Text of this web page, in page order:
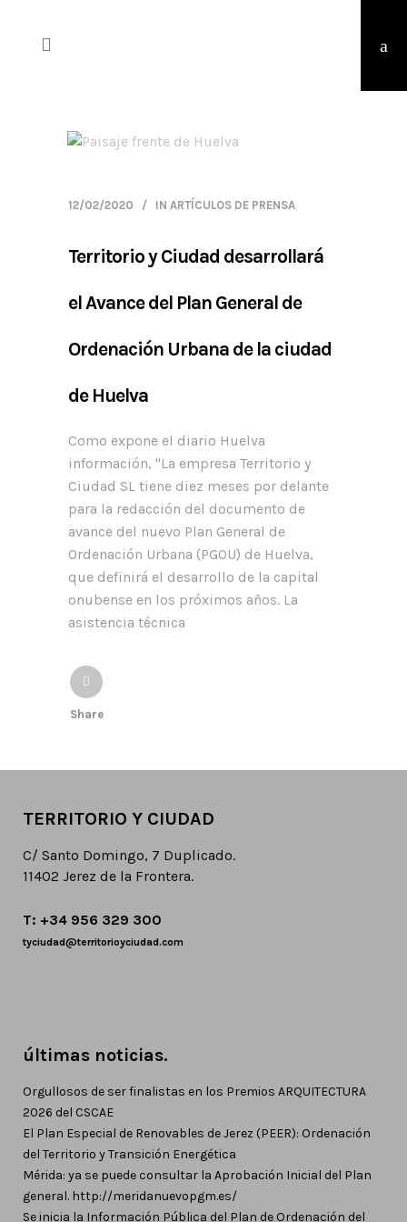
12/02/2020 IN ARTÍCULOS DE PRENSA
Territorio y Ciudad desarrollará
el Avance del Plan General de
Ordenación Urbana de la ciudad
de Huelva
Como expone el diario Huelva
información, "La empresa Territorio y
Ciudad SL tiene diez meses por delante
para la redacción del documento de
avance del nuevo Plan General de
Ordenación Urbana (PGOU) de Huelva,
que definirá el desarrollo de la capital
onubense en los próximos años. La
asistencia técnica
Share
TERRITORIO Y CIUDAD
C/ Santo Domingo, 7 Duplicado.
11402 Jerez de la Frontera.
T: +34 956 329 300
tyciudad@territorioyciudad.com
últimas noticias.
Orgullosos de ser finalistas en los Premios ARQUITECTURA
2026 del CSCAE
El Plan Especial de Renovables de Jerez (PEER): Ordenación
del Territorio y Transición Energética
Mérida: ya se puede consultar la Aprobación Inicial del Plan
general. http://meridanuevopgm.es/
Se inicia la Información Pública del Plan de Ordenación del